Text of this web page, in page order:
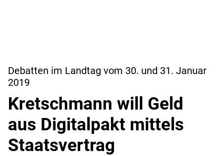
Debatten im Landtag vom 30. und 31. Januar
2019
Kretschmann will Geld
aus Digitalpakt mittels
Staatsvertrag